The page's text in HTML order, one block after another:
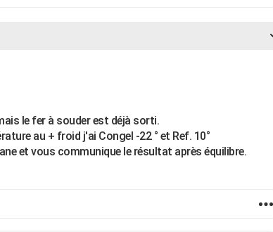
le fer à souder est déjà sorti.
au + froid j'ai Congel -22 ° et Ref. 10°
et vous communique le résultat après équilibre.